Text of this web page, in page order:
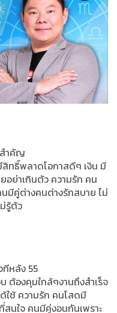
สำคัญ
สิทธิ์พลาดโอกาสดีๆ เงิน มี
อย่าเกินตัว ความรัก คน
คู่ต่างคนต่างรักสบาย ไม่
รู้ตัว
ทีหลัง 55
ต้องคุมใกล้ๆงานถึงสำเร็จ
ใช้ ความรัก คนโสดมี
สนใจ คนมีคู่งอนกันเพราะ